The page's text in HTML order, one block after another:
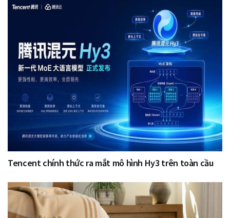
Tencent chính thức ra mắt mô hình Hy3 trên toàn cầu